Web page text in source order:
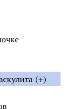
(+)